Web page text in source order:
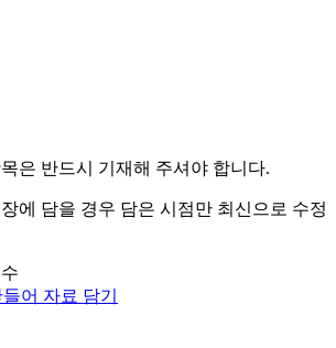
은 반드시 기재해 주셔야 합니다.
에 담을 경우 담은 시점만 최신으로 수정
어 자료 담기